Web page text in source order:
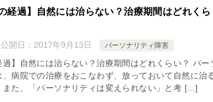
経過】自然には治らない？治療期間はどれくら
公開日： 2017年9月13日 パーソナリティ障害
過】自然には治らない？治療期間はどれくらい？ パー
病院での治療をおこなわず、放っておいて自然に治
また、「パーソナリティは変えられない」と考 […]